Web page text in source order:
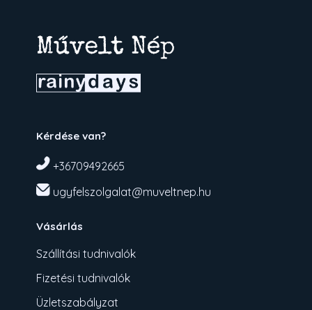
Kérdése van?
+36709492665
ugyfelszolgalat@muveltnep.hu
Vásárlás
Szállítási tudnivalók
Fizetési tudnivalók
Üzletszabályzat